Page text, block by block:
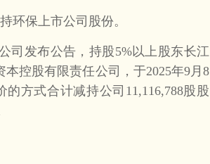
环保上市公司 股份。
司发布公告，持股5%以上股东长江
控股有限责任公司，于2025年9月8
方式合计减持公司11,116,788股股